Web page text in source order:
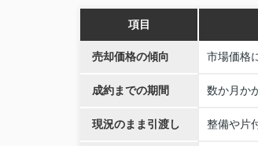
項目
売却価格の傾向 市場価格
成約までの期間 数か月か
現況のまま引渡し 整備や片